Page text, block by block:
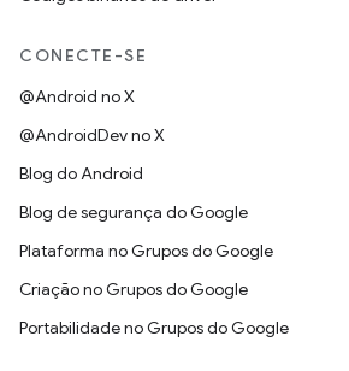
CONECTE-SE
@Android no X
@AndroidDev no X
Blog do Android
Blog de segurança do Google
Plataforma no Grupos do Google
Criação no Grupos do Google
Portabilidade no Grupos do Google